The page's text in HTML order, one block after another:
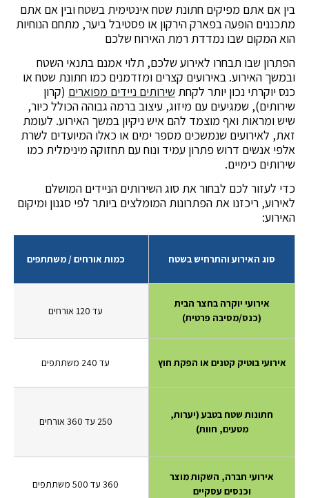
בין אם אתם מפיקים חתונת שטח אינטימית בשטח ובין אם אתם
מתכננים הופעה בפארק הירקון או פסטיבל ביער, מתחם הנוחיות
הוא המקום שבו נמדדת רמת האירוח שלכם
הפתרון שבו תבחרו לאירוע שלכם, תלוי אמנם בתנאי השטח
ובמשך האירוע. באירועים קצרים ומזדמנים כמו חתונת שטח או
כנס יוקרתי נכון יותר לקחת שירותים ניידים מפוארים (קרון
שירותים), שמגיעים עם מיזוג, עיצוב ברמה גבוהה הכולל כיור,
שיש ומראות ואף מוצמד להם איש ניקיון במשך האירוע. לעומת
זאת, לאירועים שנמשכים מספר ימים או כאלו המיועדים לשרת
אלפי אנשים דרוש פתרון עמיד ונוח עם תחזוקה מינימלית כמו
שירותים כימיים.
כדי לעזור לכם לבחור את סוג השירותים הניידים המושלם
לאירוע, ריכזנו את הפתרונות המומלצים ביותר לפי סגנון ומיקום
האירוע:
סוג האירוע והתרחיש בשטח כמות אורחים / משתתפים
אירועי יוקרה בחצר הבית
(כנס/מסיבה פרטית)
עד 120 אורחים
אירועי בוטיק קטנים או הפקת חוץ עד 240 משתתפים
חתונות שטח בטבע (יערות,
מטעים, חוות)
250 עד 360 אורחים
אירועי חברה, השקות מוצר
וכנסים עסקיים
360 עד 500 משתתפים